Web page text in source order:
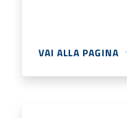
VAI ALLA PAGINA